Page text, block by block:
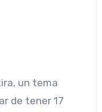
un tema
de tener 17